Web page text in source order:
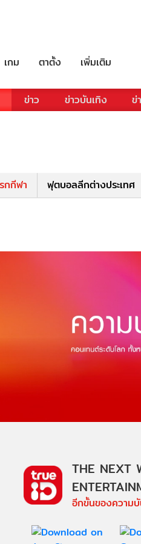
เกม ตาตั้ง เพิ่มเติม
ข่าว ข่าวบันเทิง ข่
กกีฬา ฟุตบอลลีกต่างประเทศ
THE NEXT
อีกขั้นของความ